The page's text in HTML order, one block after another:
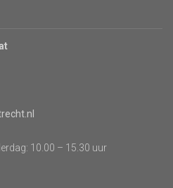
10.00 – 15.30 uur